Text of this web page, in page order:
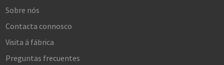
Sobre nós
Contacta connosco
Visita á fábrica
Preguntas frecuentes